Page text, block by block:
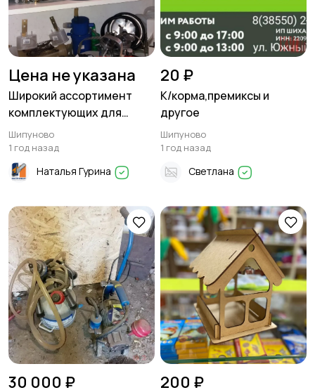
Цена не указана
Широкий ассортимент
комплектующих для
доильных аппаратов в
Шипуново
Шипуново
1 год назад
Наталья Гурина
20 ₽
К/корма,премиксы и
другое
Шипуново
1 год назад
Светлана
30 000 ₽ 200 ₽